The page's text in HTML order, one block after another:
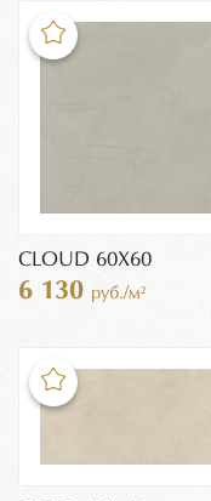
CLOUD 60X60
6 130 руб./м²